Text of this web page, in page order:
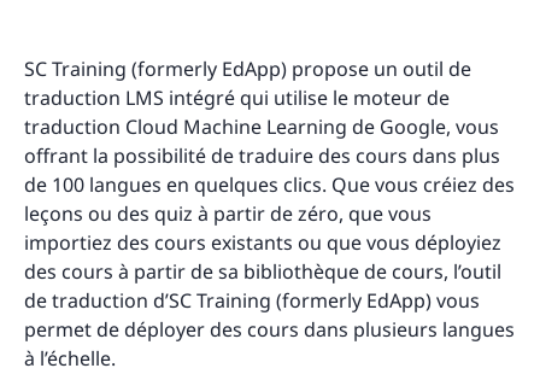
SC Training (formerly EdApp) propose un outil de
traduction LMS intégré qui utilise le moteur de
traduction Cloud Machine Learning de Google, vous
offrant la possibilité de traduire des cours dans plus
de 100 langues en quelques clics. Que vous créiez des
leçons ou des quiz à partir de zéro, que vous
importiez des cours existants ou que vous déployiez
des cours à partir de sa bibliothèque de cours, l’outil
de traduction d’SC Training (formerly EdApp) vous
permet de déployer des cours dans plusieurs langues
à l’échelle.